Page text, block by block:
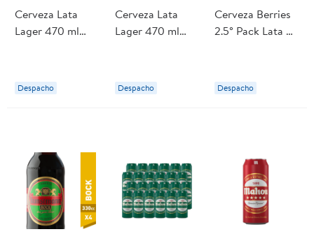
Cerveza Lata
Lager 470 ml
Despacho
Cerveza Lata
Lager 470 ml
Despacho
Cerveza Berries
2.5° Pack Lata 6
Despacho